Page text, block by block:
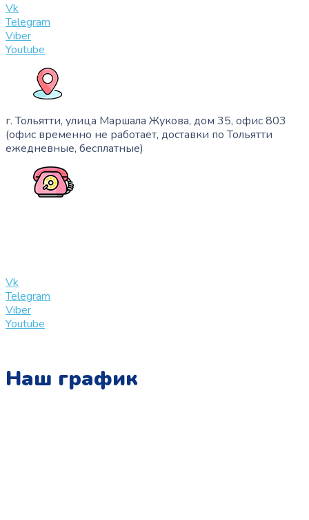
Vk
Telegram
Viber
Youtube
г. Тольятти, улица Маршала Жукова, дом 35, офис 803
(офис временно не работает, доставки по Тольятти
ежедневные, бесплатные)
Vk
Telegram
Viber
Youtube
Наш график